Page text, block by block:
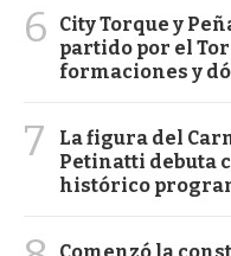
6
City Torque y
partido por el
formaciones y
7
La figura del
Petinatti debuta
histórico